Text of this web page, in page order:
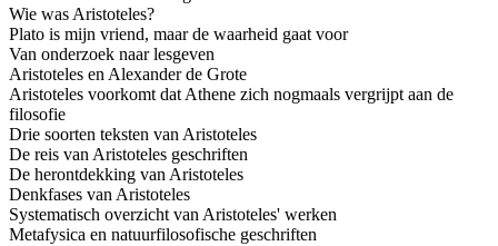
Wie was Aristoteles?
Plato is mijn vriend, maar de waarheid gaat voor
Van onderzoek naar lesgeven
Aristoteles en Alexander de Grote
Aristoteles voorkomt dat Athene zich nogmaals vergrijpt aan de
filosofie
Drie soorten teksten van Aristoteles
De reis van Aristoteles geschriften
De herontdekking van Aristoteles
Denkfases van Aristoteles
Systematisch overzicht van Aristoteles' werken
Metafysica en natuurfilosofische geschriften